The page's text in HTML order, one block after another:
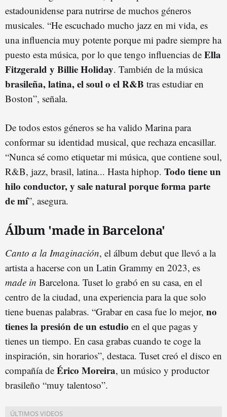
estadounidense para nutrirse de muchos géneros
musicales. “He escuchado mucho jazz en mi vida, es
una influencia muy potente porque mi padre siempre ha
puesto esta música, por lo que tengo influencias de Ella
Fitzgerald y Billie Holiday. También de la música
brasileña, latina, el soul o el R&B tras estudiar en
Boston”, señala.
De todos estos géneros se ha valido Marina para
conformar su identidad musical, que rechaza encasillar.
“Nunca sé como etiquetar mi música, que contiene soul,
R&B, jazz, brasil, latina... Hasta hiphop. Todo tiene un
hilo conductor, y sale natural porque forma parte
de mí”, asegura.
Álbum 'made in Barcelona'
Canto a la Imaginación, el álbum debut que llevó a la
artista a hacerse con un Latin Grammy en 2023, es
made in Barcelona. Tuset lo grabó en su casa, en el
centro de la ciudad, una experiencia para la que solo
tiene buenas palabras. “Grabar en casa fue lo mejor, no
tienes la presión de un estudio en el que pagas y
tienes un tiempo. En casa grabas cuando te coge la
inspiración, sin horarios”, destaca. Tuset creó el disco en
compañía de Érico Moreira, un músico y productor
brasileño “muy talentoso”.